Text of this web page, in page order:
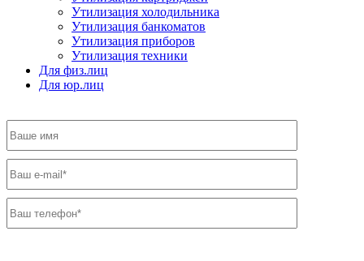
Утилизация холодильника
Утилизация банкоматов
Утилизация приборов
Утилизация техники
Для физ.лиц
Для юр.лиц